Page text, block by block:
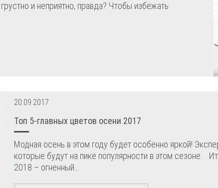
и неприятно, правда? Чтобы избежать
20.09.2017
Топ 5-главных цветов осени 2017
Модная осень в этом году будет особенно яркой!
которые будут на пике популярности в этом сезоне.
2018 – огненный…